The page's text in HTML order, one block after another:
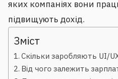
яких компаніях вони
підвищують дохід.
Зміст
Скільки заробляють UI/
Від чого залежить